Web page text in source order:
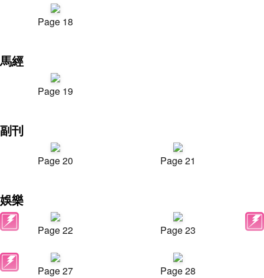
Page 18
馬經
Page 19
副刊
Page 20 Page 21
娛樂
Page 22 Page 23
Page 27 Page 28